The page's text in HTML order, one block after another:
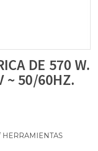
DE 570 W.
~ 50/60HZ.